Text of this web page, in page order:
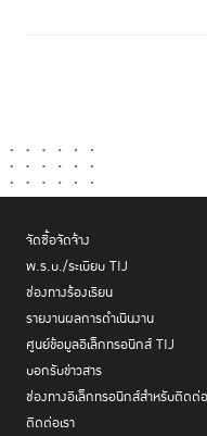
จัดซื้อจัดจ้าง
พ.ร.บ./ระเบียบ TIJ
ช่องทางร้องเรียน
รายงานผลการดำเนินงาน
ศูนย์ข้อมูลอิเล็กทรอนิกส์ TIJ
บอกรับข่าวสาร
ช่องทางอิเล็กทรอนิกส์สำหรับติดต่
ติดต่อเรา